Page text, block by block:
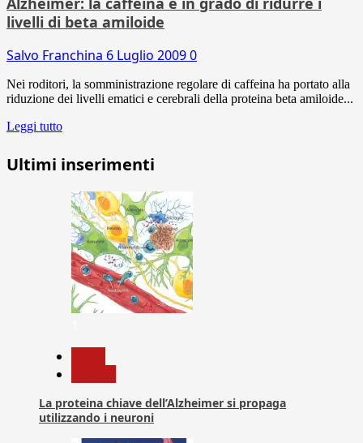
livelli di beta amiloide
Salvo Franchina 6 Luglio 20090
Nei roditori, la somministrazione regolare di caffeina ha portato alla
riduzione dei livelli ematici e cerebrali della proteina beta amiloide...
Leggi tutto
Ultimi inserimenti
La proteina chiave dell’Alzheimer si propaga
utilizzando i neuroni